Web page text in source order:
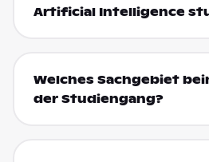
Artificial Intelligence
Welches Sachgebiet
der Studiengang?